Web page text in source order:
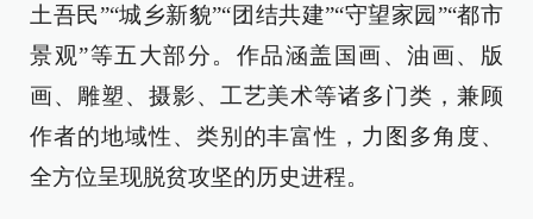
土吾民”“城乡新貌”“团结共建”“守望家园”“都市
景观”等五大部分。作品涵盖国画、油画、版
画、雕塑、摄影、工艺美术等诸多门类，兼顾
作者的地域性、类别的丰富性，力图多角度、
全方位呈现脱贫攻坚的历史进程。